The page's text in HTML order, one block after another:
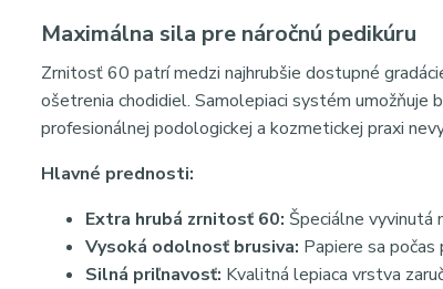
Maximálna sila pre náročnú pedikúru
Zrnitosť 60 patrí medzi najhrubšie dostupné
ošetrenia chodidiel. Samolepiaci systém umožňuje
profesionálnej podologickej a kozmetickej praxi
Hlavné prednosti:
Extra hrubá zrnitosť 60: Špeciálne vyvinutá
Vysoká odolnosť brusiva: Papiere sa počas
Silná priľnavosť: Kvalitná lepiaca vrstva